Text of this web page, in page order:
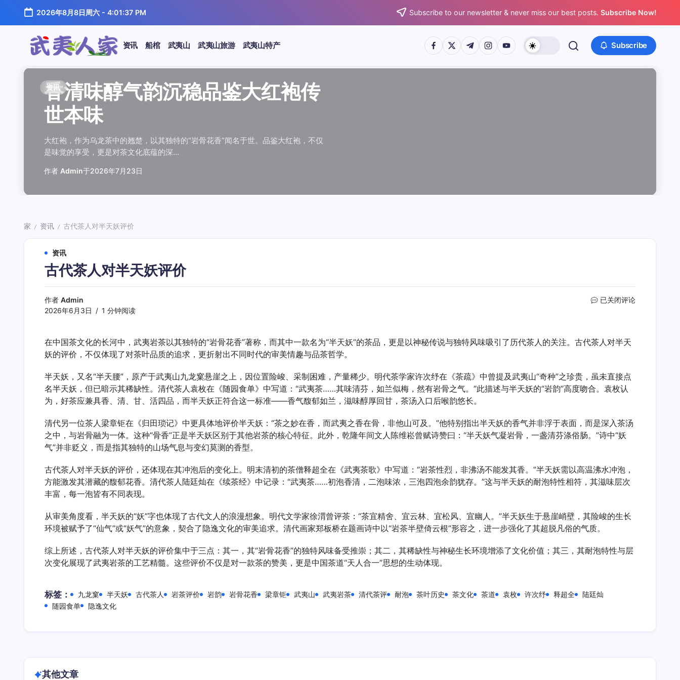
正
2026年8月8日周六- 4:01:37 PM Subscribe to our newsletter & never miss our best posts. Subscribe Now!
武
夷
资讯 船棺 武夷山 武夷山旅游 武夷山特产 https://www.facebook.com/
https://twitter.com/
https://t.me/
https://www.instagram.com/
https://youtube.com/ Subscribe
资讯
闲煮岩茶慢时光细品肉桂水仙大
红袍雅韵
在喧嚣的都市生活中，寻一处静谧，煮一壶岩茶，让时光慢下来。岩茶，产自福建武
夷山，因生长在岩石缝隙中而得名，其独…
作者 Admin于2026年7月24日
资讯
香清味醇气韵沉稳品鉴大红袍传
世本味
大红袍，作为乌龙茶中的翘楚，以其独特的“岩骨花香”闻名于世。品鉴大红袍，不仅
是味觉的享受，更是对茶文化底蕴的深…
作者 Admin于2026年7月23日
资讯
汤水顺滑底蕴绵长品鉴武夷水仙
温润质感
武夷水仙，作为乌龙茶中的经典品种，以其汤水顺滑、底蕴绵长而备受茶客青睐。品
鉴这款茶，仿佛在品味一段悠长的岁月，…
作者 Admin于2026年7月22日
资讯
唇齿留香久久不散品鉴武夷肉桂
独特魅力
武夷岩茶，素有“岩骨花香”之誉，而肉桂更是其中翘楚。其名源于香叶似肉桂，更因
其茶汤入口后，唇齿留香久久不散，令…
作者 Admin于2026年7月21日
资讯
岩韵浓淡各不同三款经典岩茶对
比品鉴
岩茶，作为乌龙茶中的瑰宝，以其独特的“岩韵”闻名于世。所谓岩韵，是茶叶在武夷
山丹霞地貌中吸收岩石矿物精华后形成…
作者 Admin于2026年7月20日
资讯
观汤色赏叶底全面品鉴肉桂水仙
大红袍
品鉴武夷岩茶，观汤色与赏叶底是关键环节。肉桂、水仙、大红袍作为岩茶代表，其
汤色与叶底各具特色，折射出工艺与山场…
作者 Admin于2026年7月19日
资讯
闲煮岩茶慢时光细品肉桂水仙大
红袍雅韵
在喧嚣的都市生活中，寻一处静谧，煮一壶岩茶，让时光慢下来。岩茶，产自福建武
夷山，因生长在岩石缝隙中而得名，其独…
作者 Admin于2026年7月24日
资讯
香清味醇气韵沉稳品鉴大红袍传
世本味
大红袍，作为乌龙茶中的翘楚，以其独特的“岩骨花香”闻名于世。品鉴大红袍，不仅
是味觉的享受，更是对茶文化底蕴的深…
作者 Admin于2026年7月23日
资讯汤水顺滑底蕴绵长品鉴武夷水仙
温润质感
武夷水仙，作为乌龙茶中的经典品种，以其汤水顺滑、底蕴绵长而备受茶客青睐。品
鉴这款茶，仿佛在品味一段悠长的岁月，…
Admin于2026年7月22日
资讯唇齿留香久久不散品鉴武夷肉桂
独特魅力
武夷岩茶，素有“岩骨花香”之誉，而肉桂更是其中翘楚。其名源于香叶似肉桂，更因
其茶汤入口后，唇齿留香久久不散，令…
Admin于2026年7月21日
资讯岩韵浓淡各不同三款经典岩茶对
比品鉴
岩茶，作为乌龙茶中的瑰宝，以其独特的“岩韵”闻名于世。所谓岩韵，是茶叶在武夷
山丹霞地貌中吸收岩石矿物精华后形成…
Admin于2026年7月20日
资讯观汤色赏叶底全面品鉴肉桂水仙
大红袍
品鉴武夷岩茶，观汤色与赏叶底是关键环节。肉桂、水仙、大红袍作为岩茶代表，其
汤色与叶底各具特色，折射出工艺与山场…
Admin于2026年7月19日
资讯闲煮岩茶慢时光细品肉桂水仙大
红袍雅韵
在喧嚣的都市生活中，寻一处静谧，煮一壶岩茶，让时光慢下来。岩茶，产自福建武
夷山，因生长在岩石缝隙中而得名，其独…
Admin于2026年7月24日
资讯香清味醇气韵沉稳品鉴大红袍传
世本味
大红袍，作为乌龙茶中的翘楚，以其独特的“岩骨花香”闻名于世。品鉴大红袍，不仅
是味觉的享受，更是对茶文化底蕴的深…
Admin于2026年7月23日
资讯汤水顺滑底蕴绵长品鉴武夷水仙
温润质感
武夷水仙，作为乌龙茶中的经典品种，以其汤水顺滑、底蕴绵长而备受茶客青睐。品
鉴这款茶，仿佛在品味一段悠长的岁月，…
Admin于2026年7月22日
资讯唇齿留香久久不散品鉴武夷肉桂
独特魅力
武夷岩茶，素有“岩骨花香”之誉，而肉桂更是其中翘楚。其名源于香叶似肉桂，更因
其茶汤入口后，唇齿留香久久不散，令…
Admin于2026年7月21日
资讯岩韵浓淡各不同三款经典岩茶对
比品鉴
岩茶，作为乌龙茶中的瑰宝，以其独特的“岩韵”闻名于世。所谓岩韵，是茶叶在武夷
山丹霞地貌中吸收岩石矿物精华后形成…
Admin于2026年7月20日
资讯观汤色赏叶底全面品鉴肉桂水仙
大红袍
品鉴武夷岩茶，观汤色与赏叶底是关键环节。肉桂、水仙、大红袍作为岩茶代表，其
汤色与叶底各具特色，折射出工艺与山场…
Admin于2026年7月19日
家 / 资讯 / 古代茶人对半天妖评价
资讯
古代茶人对半天妖评价
作者 Admin
2026年6月3日
1 分钟阅读
古
对
妖
评
价
已关闭评论
在中国茶文化的长河中，武夷岩茶以其独特的“岩骨花香”著称，而其中一款名为“半天妖”的茶品，更是以神秘传说与独特风味吸引了历代茶人的关注。古代茶人对半天
妖的评价，不仅体现了对茶叶品质的追求，更折射出不同时代的审美情趣与品茶哲学。
半天妖，又名“半天腰”，原产于武夷山九龙窠悬崖之上，因位置险峻、采制困难，产量稀少。明代茶学家许次纾在《茶疏》中曾提及武夷山“奇种”之珍贵，虽未直接点
名半天妖，但已暗示其稀缺性。清代茶人袁枚在《随园食单》中写道：“武夷茶……其味清芬，如兰似梅，然有岩骨之气。”此描述与半天妖的“岩韵”高度吻合。袁枚认
为，好茶应兼具香、清、甘、活四品，而半天妖正符合这一标准——香气馥郁如兰，滋味醇厚回甘，茶汤入口后喉韵悠长。
清代另一位茶人梁章钜在《归田琐记》中更具体地评价半天妖：“茶之妙在香，而武夷之香在骨，非他山可及。”他特别指出半天妖的香气并非浮于表面，而是深入茶汤
之中，与岩骨融为一体。这种“骨香”正是半天妖区别于其他岩茶的核心特征。此外，乾隆年间文人陈维崧曾赋诗赞曰：“半天妖气凝岩骨，一盏清芬涤俗肠。”诗中“妖
气”并非贬义，而是指其独特的山场气息与变幻莫测的香型。
古代茶人对半天妖的评价，还体现在其冲泡后的变化上。明末清初的茶僧释超全在《武夷茶歌》中写道：“岩茶性烈，非沸汤不能发其香。”半天妖需以高温沸水冲泡，
方能激发其潜藏的馥郁花香。清代茶人陆廷灿在《续茶经》中记录：“武夷茶……初泡香清，二泡味浓，三泡四泡余韵犹存。”这与半天妖的耐泡特性相符，其滋味层次
丰富，每一泡皆有不同表现。
从审美角度看，半天妖的“妖”字也体现了古代文人的浪漫想象。明代文学家徐渭曾评茶：“茶宜精舍、宜云林、宜松风、宜幽人。”半天妖生于悬崖峭壁，其险峻的生长
环境被赋予了“仙气”或“妖气”的意象，契合了隐逸文化的审美追求。清代画家郑板桥在题画诗中以“岩茶半壁倚云根”形容之，进一步强化了其超脱凡俗的气质。
综上所述，古代茶人对半天妖的评价集中于三点：其一，其“岩骨花香”的独特风味备受推崇；其二，其稀缺性与神秘生长环境增添了文化价值；其三，其耐泡特性与层
次变化展现了武夷岩茶的工艺精髓。这些评价不仅是对一款茶的赞美，更是中国茶道“天人合一”思想的生动体现。
标签： 九龙窠 半天妖 古代茶人 岩茶评价 岩韵 岩骨花香 梁章钜 武夷山 武夷岩茶 清代茶评 耐泡 茶叶历史 茶文化 茶道 袁枚 许次纾 释超全
陆廷灿
随园食单
隐逸文化
其他文章